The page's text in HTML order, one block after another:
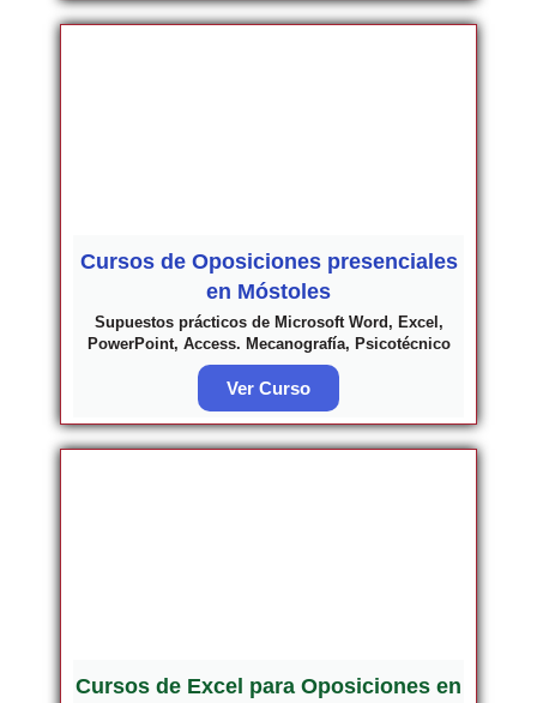
Cursos de Oposiciones presenciales
en Móstoles
Supuestos prácticos de Microsoft Word, Excel,
PowerPoint, Access. Mecanografía, Psicotécnico
Ver Curso
Cursos de Excel para Oposiciones en